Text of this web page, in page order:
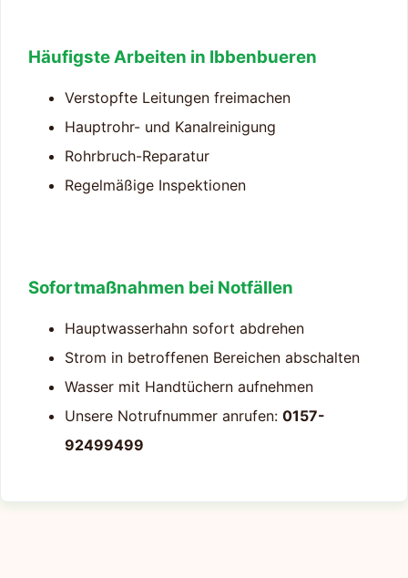
Häufigste Arbeiten in Ibbenbueren
Verstopfte Leitungen freimachen
Hauptrohr- und Kanalreinigung
Rohrbruch-Reparatur
Regelmäßige Inspektionen
Sofortmaßnahmen bei Notfällen
Hauptwasserhahn sofort abdrehen
Strom in betroffenen Bereichen abschalten
Wasser mit Handtüchern aufnehmen
Unsere Notrufnummer anrufen: 0157-
92499499